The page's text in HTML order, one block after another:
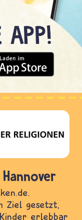
Ziel gesetzt,
erlebbar